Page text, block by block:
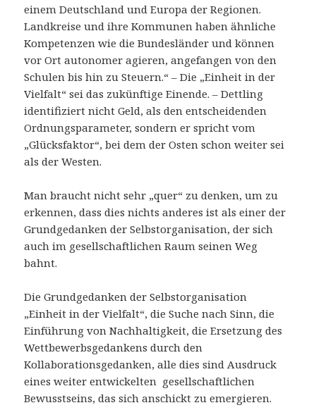
einem Deutschland und Europa der Regionen.
Landkreise und ihre Kommunen haben ähnliche
Kompetenzen wie die Bundesländer und können
vor Ort autonomer agieren, angefangen von den
Schulen bis hin zu Steuern.“ – Die „Einheit in der
Vielfalt“ sei das zukünftige Einende. – Dettling
identifiziert nicht Geld, als den entscheidenden
Ordnungsparameter, sondern er spricht vom
„Glücksfaktor“, bei dem der Osten schon weiter sei
als der Westen.
Man braucht nicht sehr „quer“ zu denken, um zu
erkennen, dass dies nichts anderes ist als einer der
Grundgedanken der Selbstorganisation, der sich
auch im gesellschaftlichen Raum seinen Weg
bahnt.
Die Grundgedanken der Selbstorganisation
„Einheit in der Vielfalt“, die Suche nach Sinn, die
Einführung von Nachhaltigkeit, die Ersetzung des
Wettbewerbsgedankens durch den
Kollaborationsgedanken, alle dies sind Ausdruck
eines weiter entwickelten gesellschaftlichen
Bewusstseins, das sich anschickt zu emergieren.